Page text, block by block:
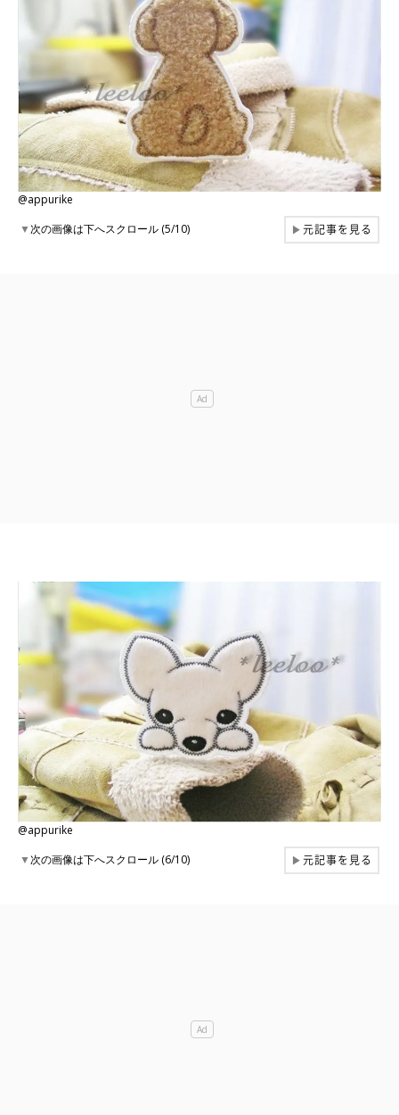
@appurike
▼次の画像は下へスクロール (5/10) ▶元記事を見る
@appurike
▼次の画像は下へスクロール (6/10) ▶元記事を見る